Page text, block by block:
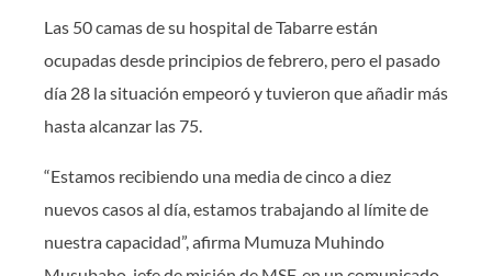
Las 50 camas de su hospital de Tabarre están
ocupadas desde principios de febrero, pero el pasado
día 28 la situación empeoró y tuvieron que añadir más
hasta alcanzar las 75.
“Estamos recibiendo una media de cinco a diez
nuevos casos al día, estamos trabajando al límite de
nuestra capacidad”, afirma Mumuza Muhindo